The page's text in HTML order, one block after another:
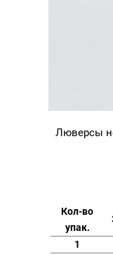
Люверсы
Кол-во
упак.
1